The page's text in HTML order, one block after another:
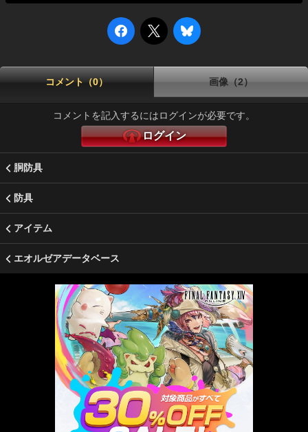
コメント（0） 画像（2）
コメントを記入するにはログインが必要です。
ログイン
胴防具
防具
アイテム
エオルゼアデータベース